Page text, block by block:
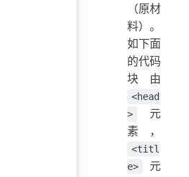
（原材
料）。
如下面
的代码
块由
<head
>
元
素，
<titl
e>
元